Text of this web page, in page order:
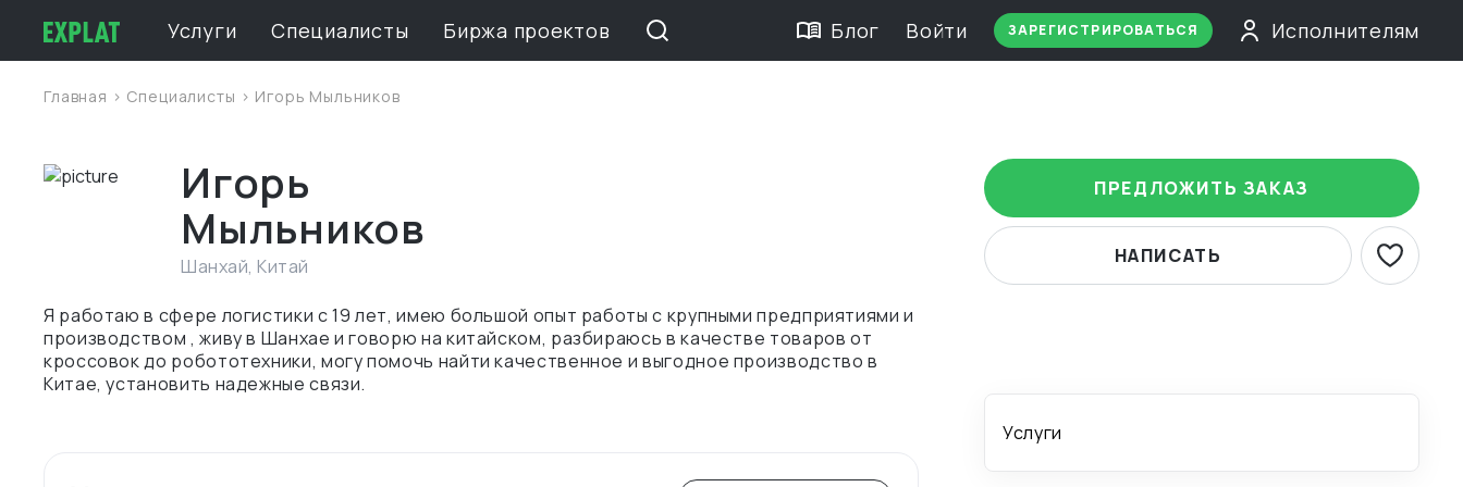
Услуги Специалисты Биржа проектов Блог Войти ЗАРЕГИСТРИРОВАТЬСЯ Исполнителям
Главная > Специалисты > Игорь Мыльников
Игорь
Мыльников
Шанхай, Китай
Я работаю в сфере логистики с 19 лет, имею большой опыт работы с крупными предприятиями и
производством , живу в Шанхае и говорю на китайском, разбираюсь в качестве товаров от
кроссовок до робототехники, могу помочь найти качественное и выгодное производство в
Китае, установить надежные связи.
ПРЕДЛОЖИТЬ ЗАКАЗ
НАПИСАТЬ
Услуги